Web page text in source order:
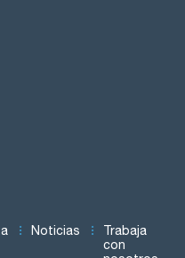
Noticias
Trabaja
con